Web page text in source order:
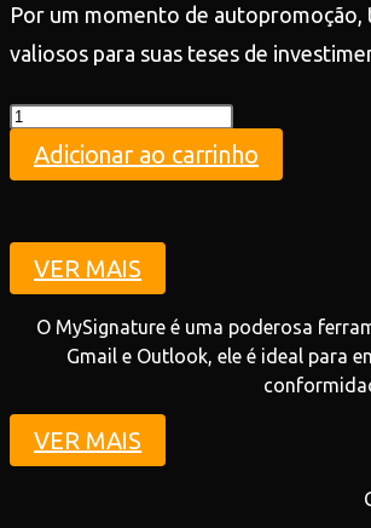
Por um momento de autopromoção,
valiosos para suas teses de
Teste
quantidade
Adicionar ao carrinho
VER MAIS
O MySignature é uma poderosa
Gmail e Outlook, ele é ideal para
VER MAIS